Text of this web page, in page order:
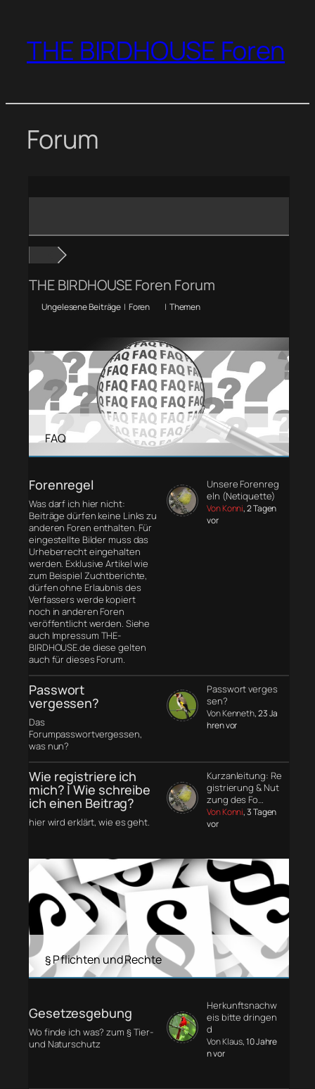
springen
THE BIRDHOUSE Foren
Forum
THE BIRDHOUSE Foren Forum
Ungelesene Beiträge | Foren | Themen
FAQ
Forenregel
Was darf ich hier nicht:
Beiträge dürfen keine Links zu
anderen Foren enthalten. Für
eingestellte Bilder muss das
Urheberrecht eingehalten
werden. Exklusive Artikel wie
zum Beispiel Zuchtberichte,
dürfen ohne Erlaubnis des
Verfassers werde kopiert
noch in anderen Foren
veröffentlicht werden. Siehe
auch Impressum THE-
BIRDHOUSE.de diese gelten
auch für dieses Forum.
Unsere Forenreg
eln (Netiquette)
Von Konni, 2 Tagen
vor
Passwort
vergessen?
Das
Forumpasswortvergessen,
was nun?
Passwort verges
sen?
Von Kenneth, 23 Ja
hren vor
Wie registriere ich
mich? | Wie schreibe
ich einen Beitrag?
hier wird erklärt, wie es geht.
Kurzanleitung: Re
gistrierung & Nut
zung des Fo…
Von Konni, 3 Tagen
vor
§ Pflichten und Rechte
Gesetzesgebung
Wo finde ich was? zum § Tier-
und Naturschutz
Herkunftsnachw
eis bitte dringen
d
Von Klaus, 10 Jahre
n vor